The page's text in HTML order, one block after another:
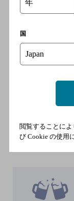
年
国
閲覧することによ
び Cookie の使用